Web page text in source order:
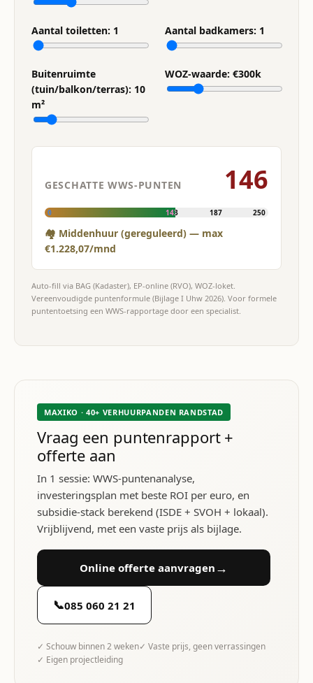
Aantal toiletten: 1 Aantal badkamers: 1
Buitenruimte
(tuin/balkon/terras): 10
m²
WOZ-waarde: €300k
GESCHATTE WWS-PUNTEN 146
0 143 187 250
🏘 Middenhuur (gereguleerd) — max
€1.228,07/mnd
Auto-fill via BAG (Kadaster), EP-online (RVO), WOZ-loket.
Vereenvoudigde puntenformule (Bijlage I Uhw 2026). Voor formele
puntentoetsing een WWS-rapportage door een specialist.
MAXIKO · 40+ VERHUURPANDEN RANDSTAD
Vraag een puntenrapport +
offerte aan
In 1 sessie: WWS-puntenanalyse,
investeringsplan met beste ROI per euro, en
subsidie-stack berekend (ISDE + SVOH + lokaal).
Vrijblijvend, met een vaste prijs als bijlage.
Online offerte aanvragen →
📞085 060 21 21
✓ Schouw binnen 2 weken✓ Vaste prijs, geen verrassingen
✓ Eigen projectleiding